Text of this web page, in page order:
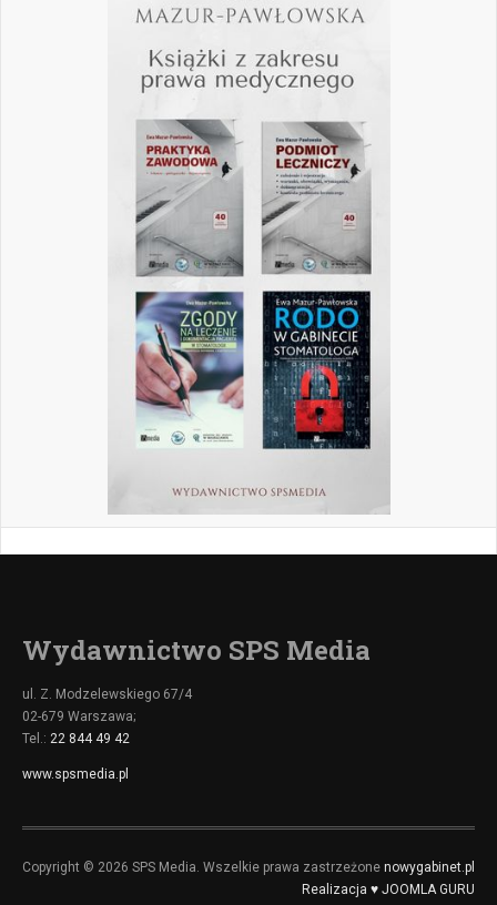
Wydawnictwo SPS Media
ul. Z. Modzelewskiego 67/4
02-679 Warszawa;
Tel.: 22 844 49 42
www.spsmedia.pl
Copyright © 2026 SPS Media. Wszelkie prawa zastrzeżone nowygabinet.pl
Realizacja ♥ JOOMLA GURU